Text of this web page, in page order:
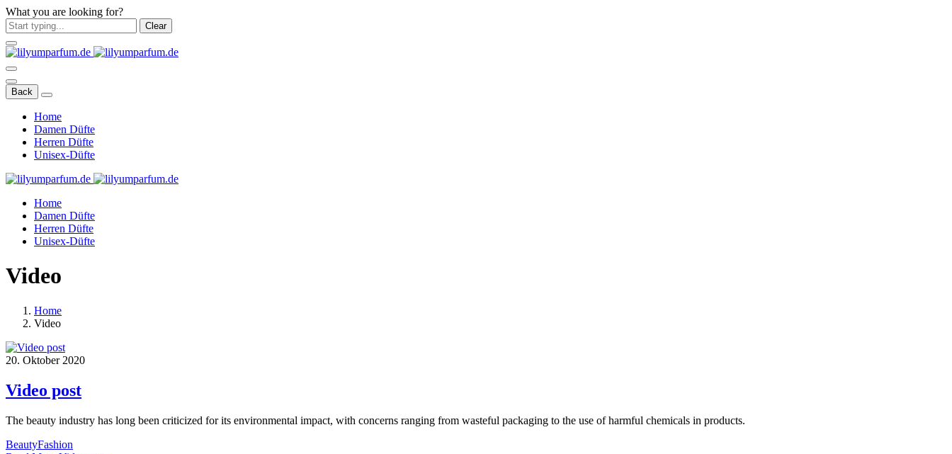
What you are looking for?
Clear
Back
Home
Damen Düfte
Herren Düfte
Unisex-Düfte
Home
Damen Düfte
Herren Düfte
Unisex-Düfte
Video
Home
Video
20. Oktober 2020
Video post
The beauty industry has long been criticized for its environmental impact, with concerns ranging from wasteful packaging to the use of harmful chemicals in products.
BeautyFashion